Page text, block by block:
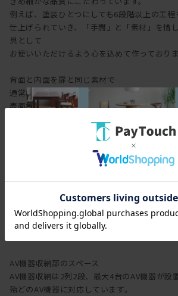
例えば、塗装ひとつにしても6段階以上の工程
仕上げられていき、「手間」と「素材」を惜
具として
お使いいただけるよう心を込めて作っておりま
背面と内面を扉と同じ素材で
通常は余り目立たない、収納内部や裏側まで、
表面材と同じ素材・同じ仕上げで
本体裏側には配線の目隠し板を付けています。
部屋でも
すっきりとした背面を見せられ、配線を整理
います。
また、目隠し板の上は放熱を兼ねてオープン
AV機器収納部のスペース
AV機器収納は2列2段、最大4台のAV機器が設
殆どのAV機器に対応しています。